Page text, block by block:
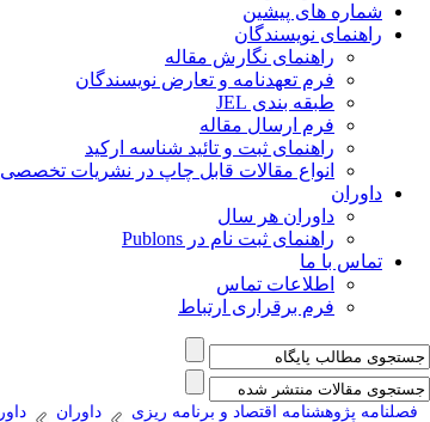
شماره های پیشین
راهنمای نویسندگان
راهنمای نگارش مقاله
فرم تعهدنامه و تعارض نویسندگان
طبقه بندی JEL
فرم ارسال مقاله
راهنمای ثبت و تائید شناسه ارکید
انواع مقالات قابل چاپ در نشریات
داوران
داوران هر سال
راهنمای ثبت نام در Publons
تماس با ما
اطلاعات تماس
فرم برقراری ارتباط
فصلنامه پژوهشنامه اقتصاد و برنامه ریزی داوران